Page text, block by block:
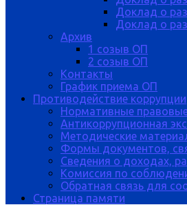
Доклад о
Доклад о
Архив
1 созыв ОП
2 созыв ОП
Контакты
График приема ОП
Противодействие коррупции
Нормативные
Антикоррупционная
Методические
Формы документов,
Сведения о доходах,
Комиссия по
Обратная связь для
Страница памяти